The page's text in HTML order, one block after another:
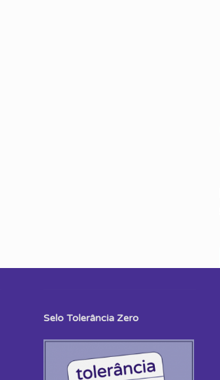
Selo Tolerância Zero